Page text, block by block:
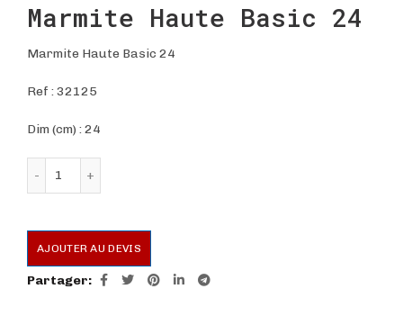
Marmite Haute Basic 24
Marmite Haute Basic 24
Ref :32125
Dim (cm) : 24
AJOUTER AU DEVIS
Partager